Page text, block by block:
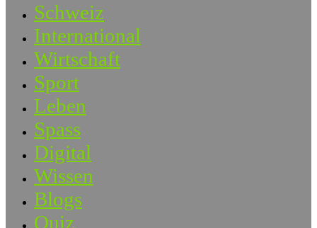
Schweiz
International
Wirtschaft
Sport
Leben
Spass
Digital
Wissen
Blogs
Quiz